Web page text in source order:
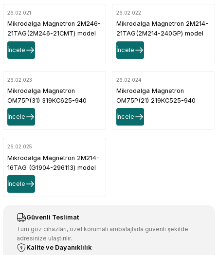
26.02.021
Mikrodalga Magnetron 2M246-
21TAG(2M246-21CMT) model
İncele
26.02.022
Mikrodalga Magnetron 2M214-
21TAG(2M214-240GP) model
İncele
26.02.023
Mikrodalga Magnetron
OM75P(31) 319KC625-940
model 900-1000W
İncele
26.02.024
Mikrodalga Magnetron
OM75P(21) 219KC525-940
model 900W
İncele
26.02.025
Mikrodalga Magnetron 2M214-
16TAG (G1904-296113) model
İncele
Güvenli Teslimat
Tüm göz cihazları, özel korumalı ambalajlarla güvenli şekilde
adresinize ulaştırılır.
Kalite ve Dayanıklılık